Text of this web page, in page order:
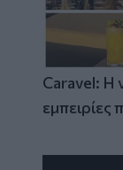
Caravel: Η
εμπειρίες